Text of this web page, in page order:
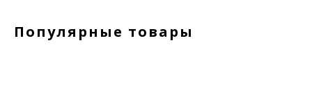
Популярные товары